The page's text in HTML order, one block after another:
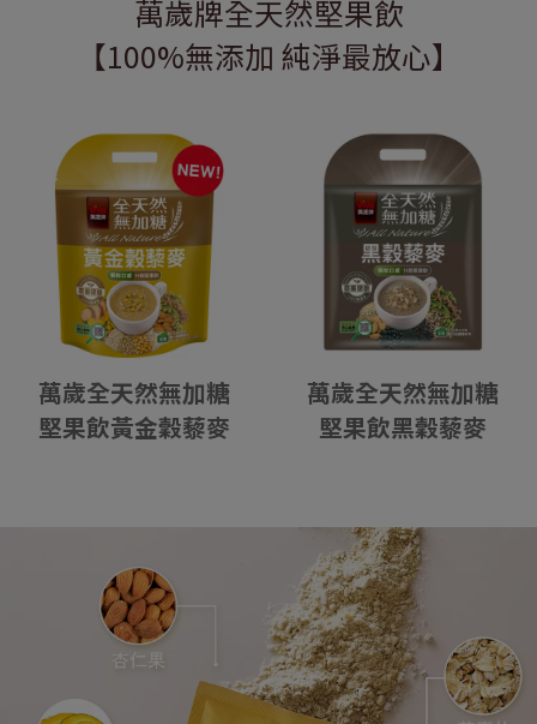
萬歲牌全天然堅果飲
【100%無添加 純淨最放心】
萬歲全天然無加糖
堅果飲黃金穀藜麥
萬歲全天然無加糖
堅果飲黑穀藜麥